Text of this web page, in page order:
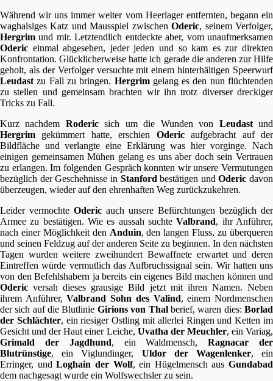
Während wir uns immer weiter vom Heerlager entfernten, begann ein
waghalsiges Katz und Mausspiel zwischenOderic, seinem Verfolger,
Hergrim und mir. Letztendlich entdeckte aber, vom unaufmerksamen
Oderic einmal abgesehen, jeder jeden und so kam es zur direkten
Konfrontation. Glücklicherweise hatte ich gerade die anderen zur Hilfe
geholt, als der Verfolger versuchte mit einem hinterhältigen Speerwurf
Leudast zu Fall zu bringen. Hergrimgelang es den nun flüchtenden
zu stellen und gemeinsam brachten wir ihn trotz diverser dreckiger
Tricks zu Fall.
Kurz nachdem Rodericsich um die Wunden von Leudastund
Hergrim gekümmert hatte, erschien Odericaufgebracht auf der
Bildfläche und verlangte eine Erklärung was hier vorginge. Nach
einigen gemeinsamen Mühen gelang es uns aber doch sein Vertrauen
zu erlangen. Im folgenden Gespräch konnten wir unsere Vermutungen
bezüglich der Geschehnisse in Stanford bestätigen undOderic davon
überzeugen, wieder auf den ehrenhaften Weg zurückzukehren.
Leider vermochte Oderic auch unsere Befürchtungen bezüglich der
Armee zu bestätigen. Wie es aussah suchteValbrand, ihr Anführer,
nach einer Möglichkeit den Anduin, den langen Fluss, zu überqueren
und seinen Feldzug auf der anderen Seite zu beginnen. In den nächsten
Tagen wurden weitere zweihundert Bewaffnete erwartet und deren
Eintreffen würde vermutlich das Aufbruchssignal sein. Wir hatten uns
von den Befehlshabern ja bereits ein eigenes Bild machen können und
Oderic versah dieses grausige Bild jetzt mit ihren Namen. Neben
ihrem Anführer,Valbrand Sohn des Valind, einem Nordmenschen
der sich auf die Blutlinie Girions von Thalberief, waren dies:Borlad
der Schlächter, ein riesiger Ostling mit allerlei Ringen und Ketten im
Gesicht und der Haut einer Leiche, Uvatha der Meuchler, ein Variag,
Grimald der Jagdhund, ein Waldmensch,Ragnacar der
Blutrünstige, ein Viglundinger, Uldor der Wagenlenker, ein
Erringer, undLoghain der Wolf, ein Hügelmensch aus Gundabad
dem nachgesagt wurde ein Wolfswechsler zu sein.